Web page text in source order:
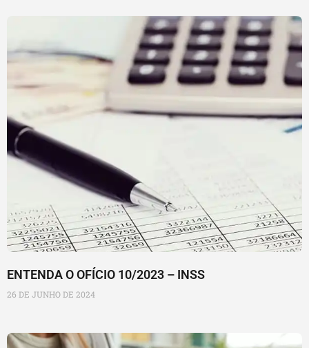
ENTENDA O OFÍCIO 10/2023 – INSS
26 DE JUNHO DE 2024